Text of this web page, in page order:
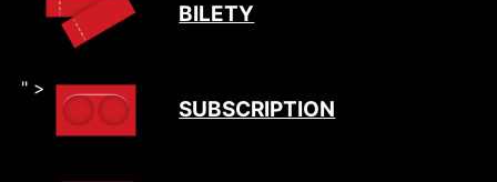
BILETY
" >
SUBSCRIPTION